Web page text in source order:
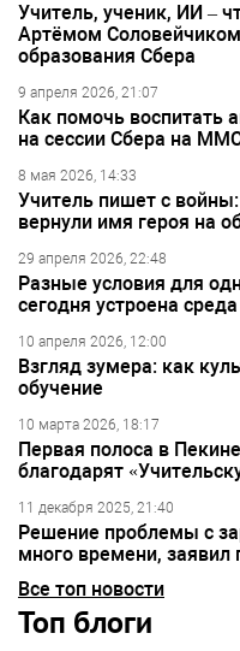
Учитель, ученик, ИИ –
Артёмом
образования Сбера
9 апреля 2026, 21:07
Как помочь воспитать
на сессии Сбера на
8 мая 2026, 14:33
Учитель пишет с
вернули имя героя на
29 апреля 2026, 22:48
Разные условия для
сегодня устроена
10 апреля 2026, 12:00
Взгляд зумера: как
обучение
10 марта 2026, 18:17
Первая полоса в
благодарят
11 декабря 2025, 21:40
Решение проблемы с
много времени,
Все топ новости
Топ блоги